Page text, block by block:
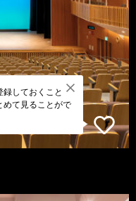
録しておくこと
めて見ることがで